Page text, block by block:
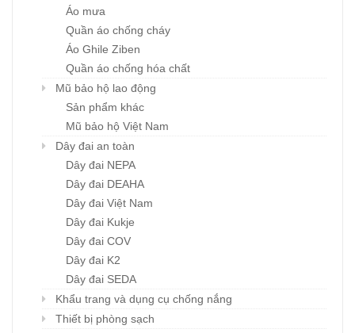
Áo mưa
Quần áo chống cháy
Áo Ghile Ziben
Quần áo chống hóa chất
Mũ bảo hộ lao động
Sản phẩm khác
Mũ bảo hộ Việt Nam
Dây đai an toàn
Dây đai NEPA
Dây đai DEAHA
Dây đai Việt Nam
Dây đai Kukje
Dây đai COV
Dây đai K2
Dây đai SEDA
Khẩu trang và dụng cụ chống nắng
Thiết bị phòng sạch